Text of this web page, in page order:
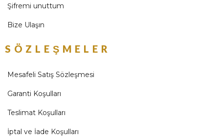
Şifremi unuttum
Bize Ulaşın
SÖZLEŞMELER
Mesafeli Satış Sözleşmesi
Garanti Koşulları
Teslimat Koşulları
İptal ve İade Koşulları